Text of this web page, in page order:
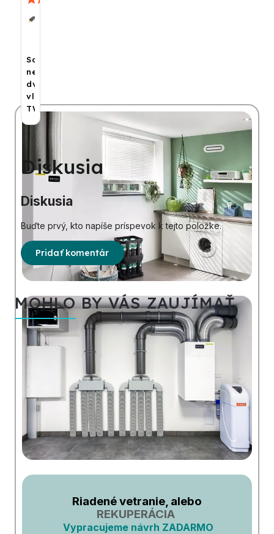
Solárna
nerezová
dvojrúra,
vlnovec
TWIN
Diskusia
Diskusia
Buďte prvý, kto napíše príspevok k tejto položke.
Pridať komentár
MOHLO BY VÁS ZAUJÍMAŤ
Riadené vetranie, alebo
REKUPERÁCIA
Vypracujeme návrh ZADARMO